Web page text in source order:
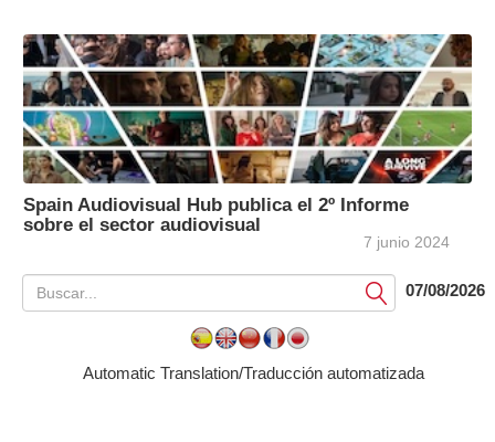
Spain Audiovisual Hub publica el 2º Informe
sobre el sector audiovisual
7 junio 2024
Submit07/08/2026
Automatic Translation/Traducción automatizada